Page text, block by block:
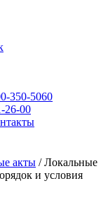
350-5060
26-00
акты /Локальные
и условия